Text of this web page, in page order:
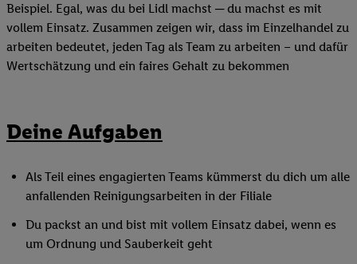
Beispiel. Egal, was du bei Lidl machst ─ du machst es mit
vollem Einsatz. Zusammen zeigen wir, dass im Einzelhandel zu
arbeiten bedeutet, jeden Tag als Team zu arbeiten – und dafür
Wertschätzung und ein faires Gehalt zu bekommen
Deine Aufgaben
Als Teil eines engagierten Teams kümmerst du dich um alle
anfallenden Reinigungsarbeiten in der Filiale
Du packst an und bist mit vollem Einsatz dabei, wenn es
um Ordnung und Sauberkeit geht